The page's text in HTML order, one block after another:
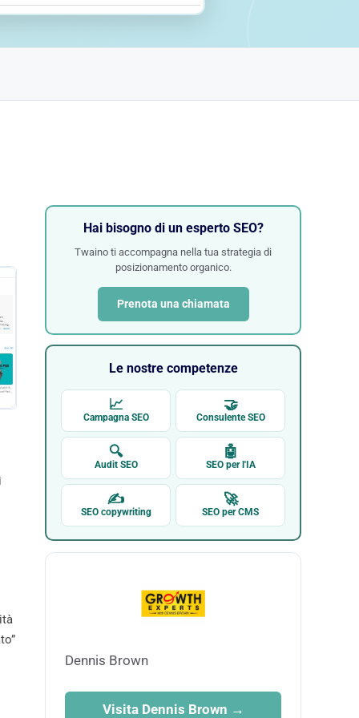
Hai bisogno di un esperto SEO?
Twaino ti accompagna nella tua strategia di
posizionamento organico.
Prenota una chiamata
Le nostre competenze
📈
Campagna SEO
🤝
Consulente SEO
🔍
Audit SEO
🤖
SEO per l'IA
✍
SEO copywriting
🚀
SEO per CMS
Dennis Brown
Visita Dennis Brown →